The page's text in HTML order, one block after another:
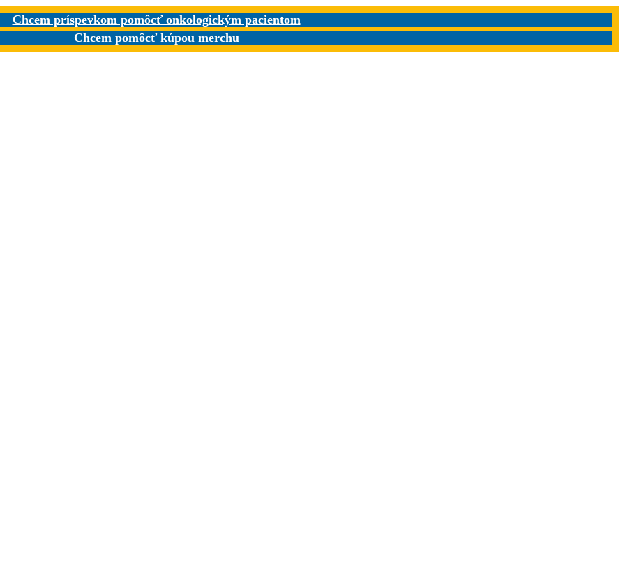
Chcem príspevkom pomôcť onkologickým pacientom
Chcem pomôcť kúpou merchu